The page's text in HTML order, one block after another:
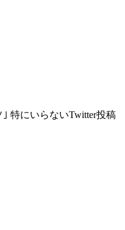
特にいらないTwitter投稿